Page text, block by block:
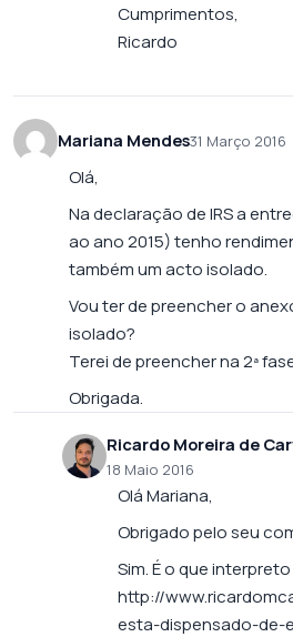
Cumprimentos,
Ricardo
Mariana Mendes31 Março 2016
Olá,
Na declaração de IRS a
ao ano 2015) tenho
também um acto isolado.
Vou ter de preencher o
isolado?
Terei de preencher na 2ª
Obrigada.
Ricardo Moreira de
18 Maio 2016
Olá Mariana,
Obrigado pelo seu
Sim. É o que
http://
esta-dispensado-